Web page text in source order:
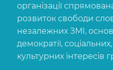
організації
розвиток свободи
незалежних ЗМІ,
демократії,
культурних інтересів